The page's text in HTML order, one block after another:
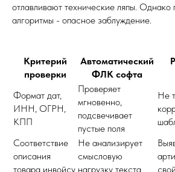
отлавливают технические ляпы. Однако
алгоритмы - опасное заблуждение.
Критерий
проверки
Автоматический
ФЛК софта
Формат дат,
ИНН, ОГРН,
КПП
Проверяет
мгновенно,
подсвечивает
пустые поля
Не
Соответствие
описания
товара инвойсу
Не анализирует
смысловую
нагрузку текста